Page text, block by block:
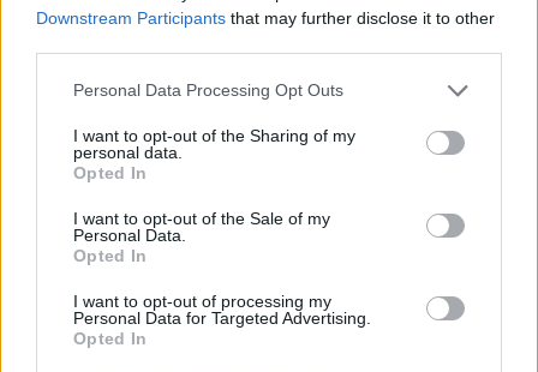
Downstream Participants that may further disclose it to other
Please note that this website/app uses one or more Google
not limited to your visit or usage behaviour. You may click to
grant or deny consent to Google and its third-party tags to
use your data for below specified purposes in below Google
consent section.
Personal Data Processing Opt Outs
I want to opt-out of the Sharing of my
personal data.
Opted In
I want to opt-out of the Sale of my
Personal Data.
Opted In
I want to opt-out of processing my
Personal Data for Targeted Advertising.
Opted In
Αν δεν υπάρχει κενή επαγγελματική θέση, η συμμετοχή
σε νέα προκήρυξη είναι υποχρεωτική. Σε αυτή την
περίπτωση, προβλέπεται αυτόματη απώλεια των
Οι θέσεις που χάνονται με αυτή τη διαδικασία θα
αποδίδονται πίσω σε παραγωγούς, σύμφωνα με τις
προβλέψεις που παρουσιάστηκαν στη σύσκεψη.
Η αναλογία παραγωγικών και επαγγελματικών
θέσεων